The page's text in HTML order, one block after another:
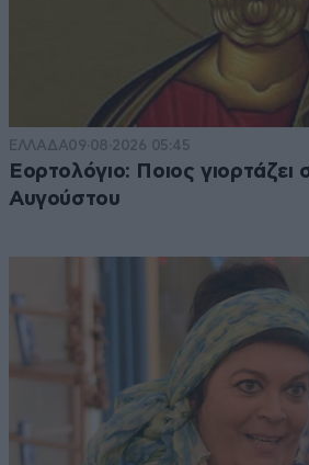
ΕΛΛΑΔΑ09·08·2026 05:45
Εορτολόγιο: Ποιος γιορτάζει
Αυγούστου